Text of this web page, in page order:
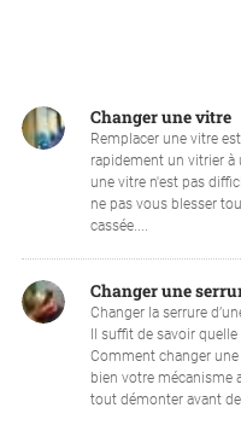
Changer une vitre
Remplacer une vitre
rapidement un vitrier à
une vitre n'est pas
ne pas vous blesser
cassée....
Changer une
Changer la serrure
Il suffit de savoir
Comment changer
bien votre mécanisme
tout démonter avant